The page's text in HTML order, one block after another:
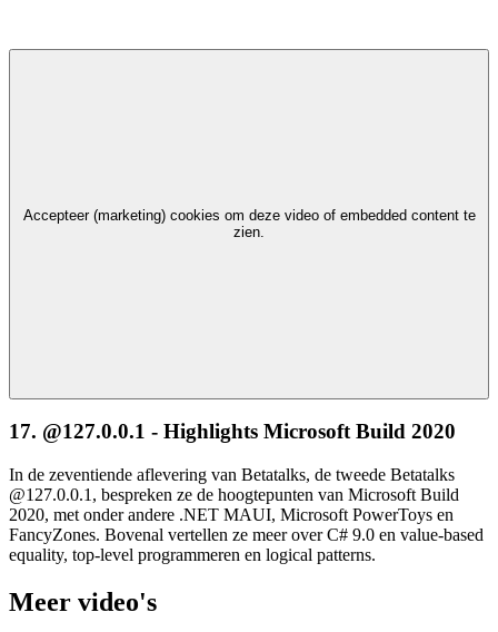
Accepteer (marketing) cookies om deze video of embedded content te
zien.
17. @127.0.0.1 - Highlights Microsoft Build 2020
In de zeventiende aflevering van Betatalks, de tweede Betatalks
@127.0.0.1, bespreken ze de hoogtepunten van Microsoft Build
2020, met onder andere .NET MAUI, Microsoft PowerToys en
FancyZones. Bovenal vertellen ze meer over C# 9.0 en value-based
equality, top-level programmeren en logical patterns.
Meer video's